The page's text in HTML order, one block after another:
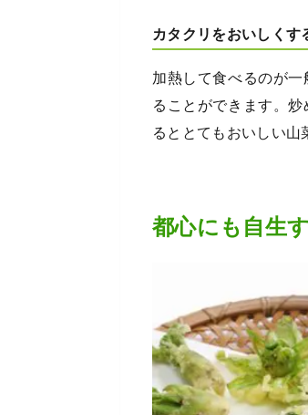
カタクリをおいしくす
加熱して食べるのが
ることができます。
るととてもおいしい山
都心にも自生